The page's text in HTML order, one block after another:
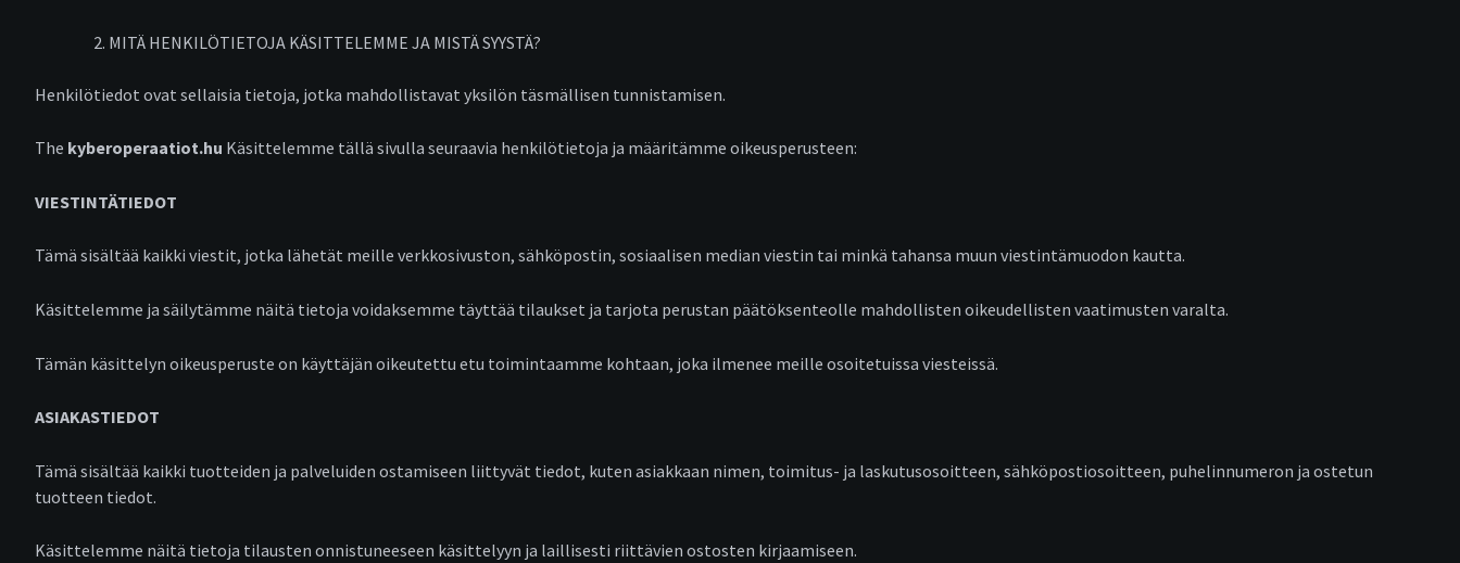
MITÄ HENKILÖTIETOJA KÄSITTELEMME JA MISTÄ SYYSTÄ?
Henkilötiedot ovat sellaisia tietoja, jotka mahdollistavat yksilön täsmällisen tunnistamisen.
The kyberoperaatiot.hu Käsittelemme tällä sivulla seuraavia henkilötietoja ja määritämme oikeusperusteen:
VIESTINTÄTIEDOT
Tämä sisältää kaikki viestit, jotka lähetät meille verkkosivuston, sähköpostin, sosiaalisen median viestin tai minkä tahansa muun viestintämuodon kautta.
Käsittelemme ja säilytämme näitä tietoja voidaksemme täyttää tilaukset ja tarjota perustan päätöksenteolle mahdollisten oikeudellisten vaatimusten varalta.
Tämän käsittelyn oikeusperuste on käyttäjän oikeutettu etu toimintaamme kohtaan, joka ilmenee meille osoitetuissa viesteissä.
ASIAKASTIEDOT
Tämä sisältää kaikki tuotteiden ja palveluiden ostamiseen liittyvät tiedot, kuten asiakkaan nimen, toimitus- ja laskutusosoitteen, sähköpostiosoitteen, puhelinnumeron ja ostetun
tuotteen tiedot.
Käsittelemme näitä tietoja tilausten onnistuneeseen käsittelyyn ja laillisesti riittävien ostosten kirjaamiseen.